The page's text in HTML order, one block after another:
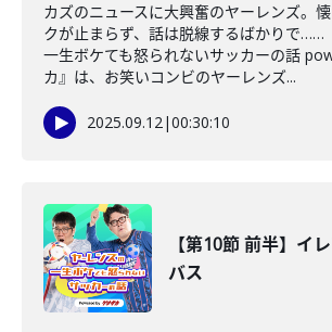
カズのニュースに大興奮のヤーレンズ。
クが止まらず、話は脱線するばかりで……
一生ボケても怒られないサッカーの話
カ』は、お笑いコンビのヤーレンズ...
2025.09.12|00:30:10
【第10節 前半】イ
バス